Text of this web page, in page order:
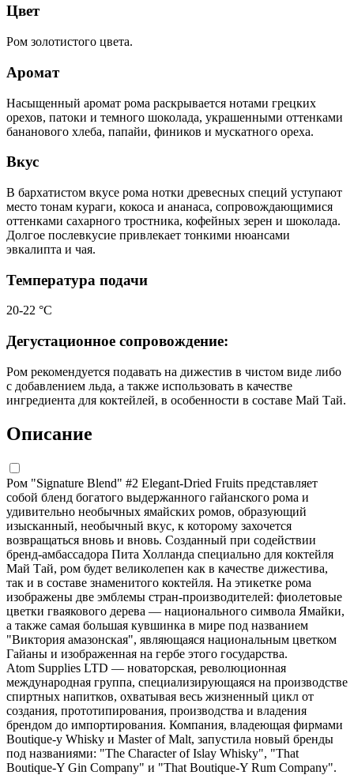
Цвет
Ром золотистого цвета.
Аромат
Насыщенный аромат рома раскрывается нотами грецких
орехов, патоки и темного шоколада, украшенными оттенками
бананового хлеба, папайи, фиников и мускатного ореха.
Вкус
В бархатистом вкусе рома нотки древесных специй уступают
место тонам кураги, кокоса и ананаса, сопровождающимися
оттенками сахарного тростника, кофейных зерен и шоколада.
Долгое послевкусие привлекает тонкими нюансами
эвкалипта и чая.
Температура подачи
20-22 °С
Дегустационное сопровождение:
Ром рекомендуется подавать на дижестив в чистом виде либо
с добавлением льда, а также использовать в качестве
ингредиента для коктейлей, в особенности в составе Май Тай.
Описание
Ром "Signature Blend" #2 Elegant-Dried Fruits представляет
собой бленд богатого выдержанного гайанского рома и
удивительно необычных ямайских ромов, образующий
изысканный, необычный вкус, к которому захочется
возвращаться вновь и вновь. Созданный при содействии
бренд-амбассадора Пита Холланда специально для коктейля
Май Тай, ром будет великолепен как в качестве дижестива,
так и в составе знаменитого коктейля. На этикетке рома
изображены две эмблемы стран-производителей: фиолетовые
цветки гваякового дерева — национального символа Ямайки,
а также самая большая кувшинка в мире под названием
"Виктория амазонская", являющаяся национальным цветком
Гайаны и изображенная на гербе этого государства.
Atom Supplies LTD — новаторская, революционная
международная группа, специализирующаяся на производстве
спиртных напитков, охватывая весь жизненный цикл от
создания, прототипирования, производства и владения
брендом до импортирования. Компания, владеющая фирмами
Boutique-y Whisky и Master of Malt, запустила новый бренды
под названиями: "The Character of Islay Whisky", "That
Boutique-Y Gin Company" и "That Boutique-Y Rum Company".